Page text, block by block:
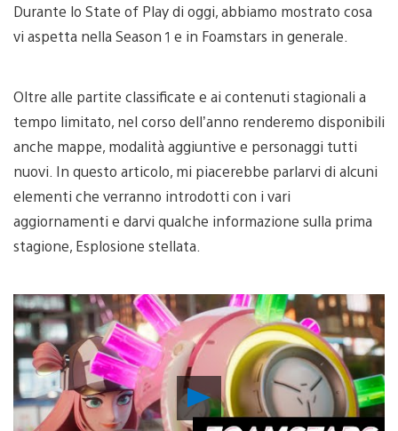
Durante lo State of Play di oggi, abbiamo mostrato cosa
vi aspetta nella Season 1 e in Foamstars in generale.
Oltre alle partite classificate e ai contenuti stagionali a
tempo limitato, nel corso dell’anno renderemo disponibili
anche mappe, modalità aggiuntive e personaggi tutti
nuovi. In questo articolo, mi piacerebbe parlarvi di alcuni
elementi che verranno introdotti con i vari
aggiornamenti e darvi qualche informazione sulla prima
stagione, Esplosione stellata.
Riproduci
video